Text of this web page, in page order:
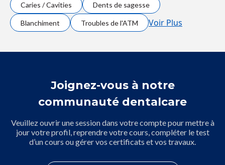
Caries / Cavities Dents de sagesse
Blanchiment Troubles de l'ATM Voir Plus
Joignez-vous à notre
communauté dentalcare
Veuillez ouvrir une session dans votre compte pour mettre à
jour votre profil, reprendre votre cours, compléter le test
d’un cours ou gérer vos certificats et vos travaux.